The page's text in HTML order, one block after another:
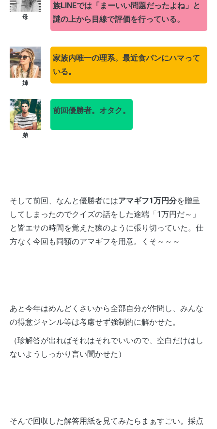
族LINEでは「まーいい問題だったよね」と
謎の上から目線で評価を行っている。
家族内唯一の理系。最近食パンにハマって
いる。
前回優勝者。オタク。
そして前回、なんと優勝者にはアマギフ1万円分を贈呈
してしまったのでクイズの話をした途端「1万円だ～」
と皆エサの時間を覚えた猿のように張り切っていた。仕
方なく今回も同額のアマギフを用意。くそ～～～
あと今年はめんどくさいから全部自分が作問し、みんな
の得意ジャンル等は考慮せず強制的に解かせた。
（珍解答が出ればそれはそれでいいので、空白だけはし
ないようしっかり言い聞かせた）
そんで回収した解答用紙を見てみたらまぁすごい。採点